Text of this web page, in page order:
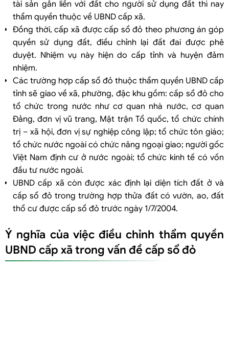
tài sản gắn liền với đất cho người sử dụng đất thì nay
thẩm quyền thuộc về UBND cấp xã.
Đồng thời, cấp xã được cấp sổ đỏ theo phương án góp
quyền sử dụng đất, điều chỉnh lại đất đai được phê
duyệt. Nhiệm vụ này hiện do cấp tỉnh và huyện đảm
nhiệm.
Các trường hợp cấp sổ đỏ thuộc thẩm quyền UBND cấp
tỉnh sẽ giao về xã, phường, đặc khu gồm: cấp sổ đỏ cho
tổ chức trong nước như cơ quan nhà nước, cơ quan
Đảng, đơn vị vũ trang, Mặt trận Tổ quốc, tổ chức chính
trị – xã hội, đơn vị sự nghiệp công lập; tổ chức tôn giáo;
tổ chức nước ngoài có chức năng ngoại giao; người gốc
Việt Nam định cư ở nước ngoài; tổ chức kinh tế có vốn
đầu tư nước ngoài.
UBND cấp xã còn được xác định lại diện tích đất ở và
cấp sổ đỏ trong trường hợp thửa đất có vườn, ao, đất
thổ cư được cấp sổ đỏ trước ngày 1/7/2004.
Ý nghĩa của việc điều chỉnh thẩm quyền
UBND cấp xã trong vấn đề cấp sổ đỏ